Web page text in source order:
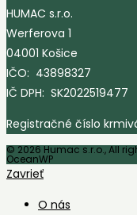
HUMAC s.r.o.
Werferova 1
04001 Košice
IČO: 43898327
IČ DPH: SK2022519477
Registračné číslo
© 2026 Humac s.r.o., All
OceanWP
Zavrieť
O nás